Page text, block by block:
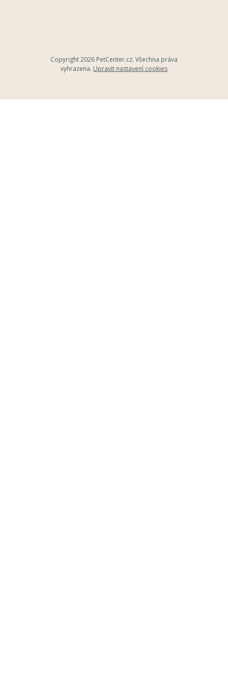
Copyright 2026 PetCenter.cz. Všechna práva
vyhrazena. Upravit nastavení cookies